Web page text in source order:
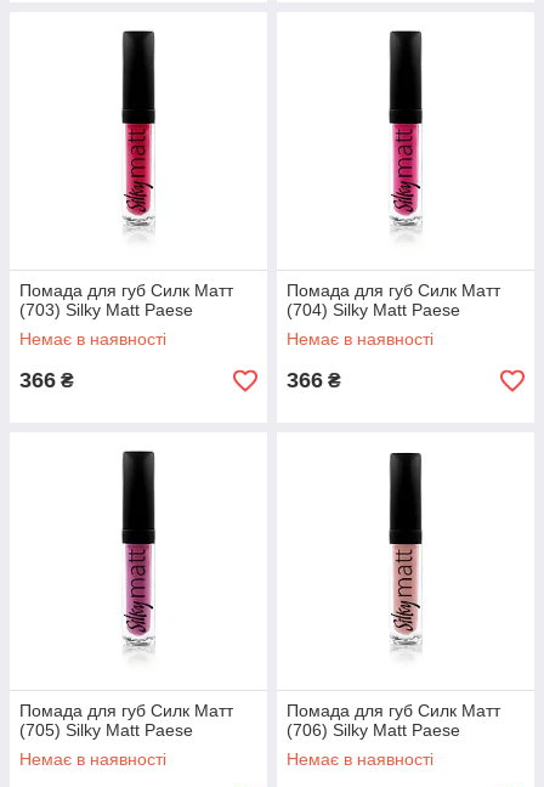
Помада для губ Силк Матт
(703) Silky Matt Paese
Немає в наявності
366 ₴
Помада для губ Силк Матт
(704) Silky Matt Paese
Немає в наявності
366 ₴
Помада для губ Силк Матт
(705) Silky Matt Paese
Немає в наявності
Помада для губ Силк Матт
(706) Silky Matt Paese
Немає в наявності